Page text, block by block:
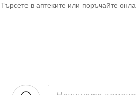
Търсете в аптеките или поръчайте